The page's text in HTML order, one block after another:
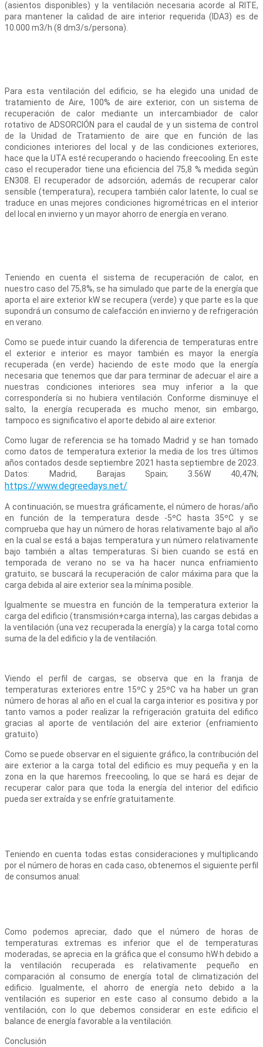
(asientos disponibles) y la ventilación necesaria acorde al RITE,
para mantener la calidad de aire interior requerida (IDA3) es de
10.000 m3/h (8 dm3/s/persona).
Para esta ventilación del edificio, se ha elegido una unidad de
tratamiento de Aire, 100% de aire exterior, con un sistema de
recuperación de calor mediante un intercambiador de calor
rotativo de ADSORCIÓN para el caudal de y un sistema de control
de la Unidad de Tratamiento de aire que en función de las
condiciones interiores del local y de las condiciones exteriores,
hace que la UTA esté recuperando o haciendo freecooling. En este
caso el recuperador tiene una eficiencia del 75,8 % medida según
EN308. El recuperador de adsorción, además de recuperar calor
sensible (temperatura), recupera también calor latente, lo cual se
traduce en unas mejores condiciones higrométricas en el interior
del local en invierno y un mayor ahorro de energía en verano.
Teniendo en cuenta el sistema de recuperación de calor, en
nuestro caso del 75,8%, se ha simulado que parte de la energía que
aporta el aire exterior kW se recupera (verde) y que parte es la que
supondrá un consumo de calefacción en invierno y de refrigeración
en verano.
Como se puede intuir cuando la diferencia de temperaturas entre
el exterior e interior es mayor también es mayor la energía
recuperada (en verde) haciendo de este modo que la energía
necesaria que tenemos que dar para terminar de adecuar el aire a
nuestras condiciones interiores sea muy inferior a la que
correspondería si no hubiera ventilación. Conforme disminuye el
salto, la energía recuperada es mucho menor, sin embargo,
tampoco es significativo el aporte debido al aire exterior.
Como lugar de referencia se ha tomado Madrid y se han tomado
como datos de temperatura exterior la media de los tres últimos
años contados desde septiembre 2021 hasta septiembre de 2023.
Datos: Madrid, Barajas Spain; 3.56W 40,47N;
https://www.degreedays.net/
A continuación, se muestra gráficamente, el número de horas/año
en función de la temperatura desde -5ºC hasta 35ºC y se
comprueba que hay un número de horas relativamente bajo al año
en la cual se está a bajas temperatura y un número relativamente
bajo también a altas temperaturas. Si bien cuando se está en
temporada de verano no se va ha hacer nunca enfriamiento
gratuito, se buscará la recuperación de calor máxima para que la
carga debida al aire exterior sea la mínima posible.
Igualmente se muestra en función de la temperatura exterior la
carga del edificio (transmisión+carga interna), las cargas debidas a
la ventilación (una vez recuperada la energía) y la carga total como
suma de la del edificio y la de ventilación.
Viendo el perfil de cargas, se observa que en la franja de
temperaturas exteriores entre 15ºC y 25ºC va ha haber un gran
número de horas al año en el cual la carga interior es positiva y por
tanto vamos a poder realizar la refrigeración gratuita del edifico
gracias al aporte de ventilación del aire exterior (enfriamiento
gratuito)
Como se puede observar en el siguiente gráfico, la contribución del
aire exterior a la carga total del edificio es muy pequeña y en la
zona en la que haremos freecooling, lo que se hará es dejar de
recuperar calor para que toda la energía del interior del edificio
pueda ser extraída y se enfríe gratuitamente.
Teniendo en cuenta todas estas consideraciones y multiplicando
por el número de horas en cada caso, obtenemos el siguiente perfil
de consumos anual:
Como podemos apreciar, dado que el número de horas de
temperaturas extremas es inferior que el de temperaturas
moderadas, se aprecia en la gráfica que el consumo hW·h debido a
la ventilación recuperada es relativamente pequeño en
comparación al consumo de energía total de climatización del
edificio. Igualmente, el ahorro de energía neto debido a la
ventilación es superior en este caso al consumo debido a la
ventilación, con lo que debemos considerar en este edificio el
balance de energía favorable a la ventilación.
Conclusión